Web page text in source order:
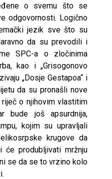
o svemu što se
odgovornosti. Logično
jezik sve što su
da su prevodili i
SPC-a o zločinima
kao i „Grisogonovo
„Dosje Gestapoa“ i
da su pronašli nove
o njihovim vlastitim
bude još apsurdnija,
kojim su upravljali
krugove da
će produbljivati mržnju
se da se to vrzino kolo